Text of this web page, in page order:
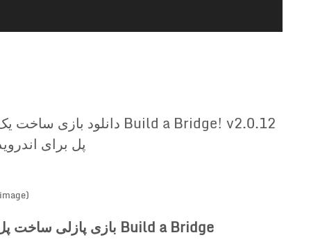
Build a Bridge! v2.0.12 دانلود بازی ساخت یک
پل برای اندروید
Build a Bridge بازی پازلی ساخت پل